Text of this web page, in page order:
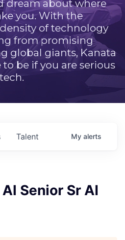
dream about where
you. With the
of technology
from promising
global giants, Kanata
be if you are serious
Talent My alerts
Senior Sr AI